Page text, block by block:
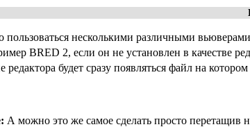
пользоваться несколькими различными
BRED 2, если он не установлен в качестве
редактора будет сразу появляться файл на
А можно это же самое сделать просто